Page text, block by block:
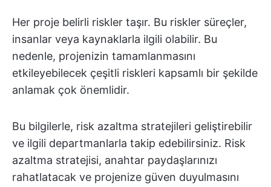
Her proje belirli riskler taşır. Bu riskler süreçler,
insanlar veya kaynaklarla ilgili olabilir. Bu
nedenle, projenizin tamamlanmasını
etkileyebilecek çeşitli riskleri kapsamlı bir şekilde
anlamak çok önemlidir.
Bu bilgilerle, risk azaltma stratejileri geliştirebilir
ve ilgili departmanlarla takip edebilirsiniz. Risk
azaltma stratejisi, anahtar paydaşlarınızı
rahatlatacak ve projenize güven duyulmasını